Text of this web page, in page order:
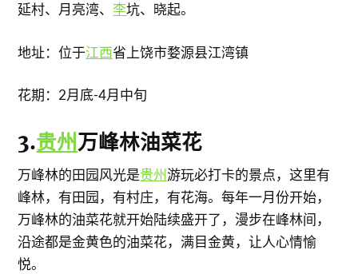
延村、月亮湾、李坑、晓起。
地址：位于江西省上饶市婺源县江湾镇
花期：2月底-4月中旬
3.贵州万峰林油菜花
万峰林的田园风光是贵州游玩必打卡的景点，这里有
峰林，有田园，有村庄，有花海。每年一月份开始，
万峰林的油菜花就开始陆续盛开了，漫步在峰林间，
沿途都是金黄色的油菜花，满目金黄，让人心情愉
悦。